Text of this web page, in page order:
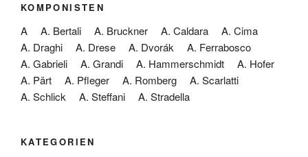
KOMPONISTEN
A A. Bertali A. Bruckner A. Caldara
A. Cima
A. Draghi
A. Drese A. Dvorák
A. Ferrabosco
A. Gabrieli
A. Grandi A. Hammerschmidt
A. Hofer
A. Pärt
A. Pfleger A. Romberg
A. Scarlatti
A. Schlick
A. Steffani A. Stradella
KATEGORIEN